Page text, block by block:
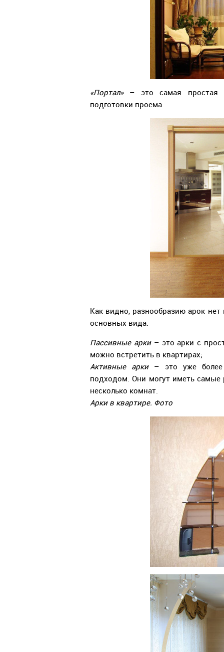
«Портал» – это самая простая
подготовки проема.
Как видно, разнообразию арок
основных вида.
Пассивные арки– это арки с
можно встретить в квартирах;
Активные арки – это уже
подходом. Они могут иметь
несколько комнат.
Арки в квартире. Фото